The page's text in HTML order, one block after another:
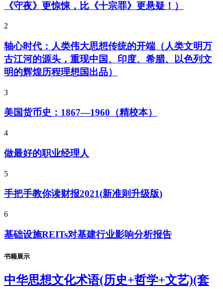
《守夜》更惊悚，比《十宗罪》更悬疑！）
2
轴心时代：人类伟大思想传统的开端（人类文明万
古江河的源头，重现中国、印度、希腊、以色列文
明的辉煌历程理想国出品）
3
美国货币史：1867—1960（精校本）
4
做最好的职业经理人
5
手把手教你读财报2021(新准则升级版)
6
基础设施REITs对基建行业影响分析报告
书籍展示
中华思想文化术语(历史+哲学+文艺)(套